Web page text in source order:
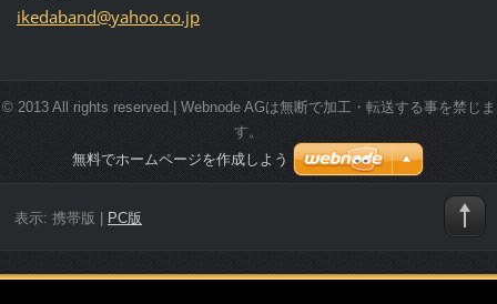
ikedaband@yahoo.co.jp
© 2013 All rights reserved.| Webnode AGは無断で加工・転送する事を禁じま
す。
無料でホームページを作成しよう
表示: 携帯版 PC版